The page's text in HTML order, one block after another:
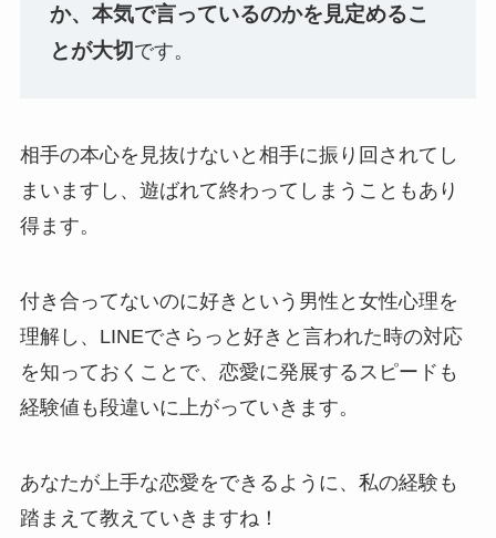
か、本気で言っているのかを見定めるこ
とが大切です。
相手の本心を見抜けないと相手に振り回されてし
まいますし、遊ばれて終わってしまうこともあり
得ます。
付き合ってないのに好きという男性と女性心理を
理解し、LINEでさらっと好きと言われた時の対応
を知っておくことで、恋愛に発展するスピードも
経験値も段違いに上がっていきます。
あなたが上手な恋愛をできるように、私の経験も
踏まえて教えていきますね！